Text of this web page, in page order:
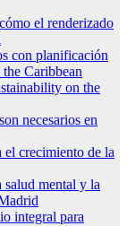
el renderizado
con planificación
Caribbean
on the
necesarios en
crecimiento de la
mental y la
integral para